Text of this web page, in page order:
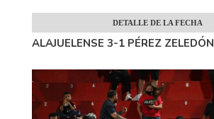
DETALLE DE LA FECHA
ALAJUELENSE 3-1 PÉREZ ZELEDÓN